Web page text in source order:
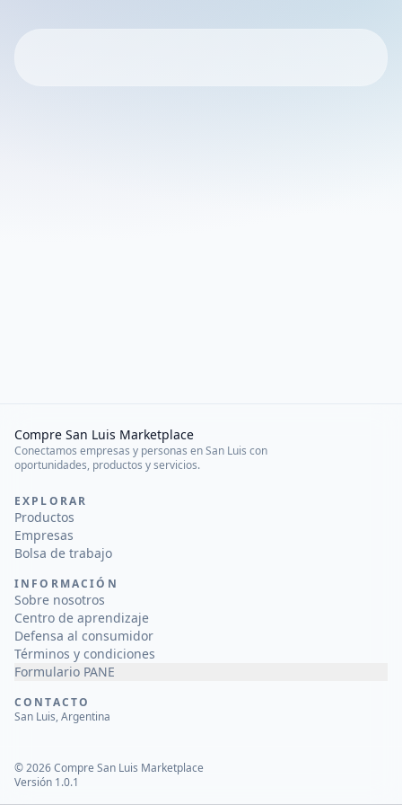
Compre San Luis Marketplace
Conectamos empresas y personas en San Luis con
oportunidades, productos y servicios.
EXPLORAR
Productos
Empresas
Bolsa de trabajo
INFORMACIÓN
Sobre nosotros
Centro de aprendizaje
Defensa al consumidor
Términos y condiciones
Formulario PANE
CONTACTO
San Luis, Argentina
©2026Compre San Luis Marketplace
Versión 1.0.1